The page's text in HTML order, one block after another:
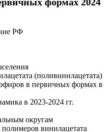
формах 2024
РФ
(поливинилацетата)
в первичных формах в
в 2023-2024 гг.
округам
винилацетата